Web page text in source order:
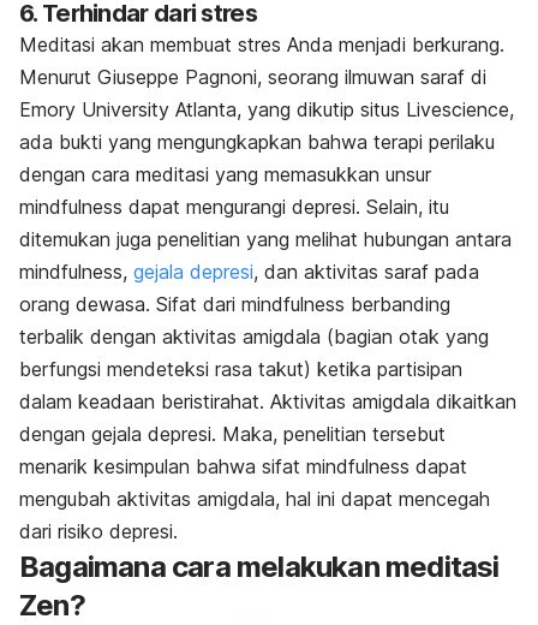
6. Terhindar dari stres
Meditasi akan membuat stres Anda menjadi berkurang.
Menurut Giuseppe Pagnoni, seorang ilmuwan saraf di
Emory University Atlanta, yang dikutip situs Livescience,
ada bukti yang mengungkapkan bahwa terapi perilaku
dengan cara meditasi yang memasukkan unsur
mindfulness dapat mengurangi depresi. Selain, itu
ditemukan juga penelitian yang melihat hubungan antara
mindfulness, gejala depresi, dan aktivitas saraf pada
orang dewasa. Sifat dari mindfulness berbanding
terbalik dengan aktivitas amigdala (bagian otak yang
berfungsi mendeteksi rasa takut) ketika partisipan
dalam keadaan beristirahat. Aktivitas amigdala dikaitkan
dengan gejala depresi. Maka, penelitian tersebut
menarik kesimpulan bahwa sifat mindfulness dapat
mengubah aktivitas amigdala, hal ini dapat mencegah
dari risiko depresi.
Bagaimana cara melakukan meditasi
Zen?